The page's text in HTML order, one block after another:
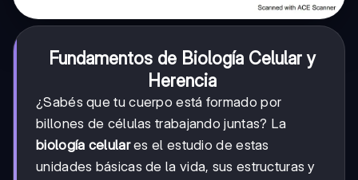
Fundamentos de Biología Celular y
Herencia
¿Sabés que tu cuerpo está formado por
billones de células trabajando juntas? La
biología celulares el estudio de estas
unidades básicas de la vida, sus estructuras y